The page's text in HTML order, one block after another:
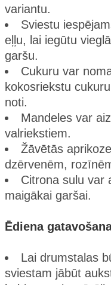
variantu.
Sviestu
eļļu, lai iegūtu
garšu.
Cukuru var
kokosriekstu
noti.
Mandeles var
valriekstiem.
Žāvētās
dzērvenēm,
Citrona sulu var
maigākai garšai.
Ēdiena
Lai drumstalas
sviestam jābūt